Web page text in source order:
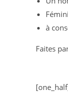
à
Faites